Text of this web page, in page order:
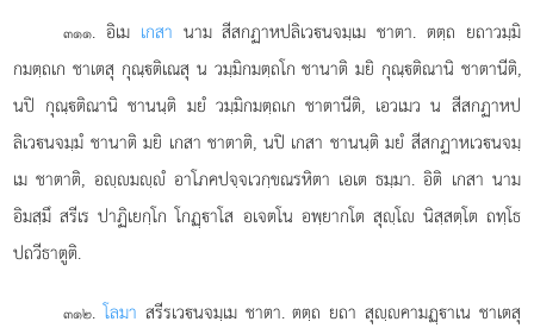
๓๑๑. อิเม เกสา นาม สีสกฏาหปลิเวนจมฺเม ชาตา. ตตฺถ ยถาวมฺมิ
กมตฺถเก ชาเตสุ กุณฺติเณสุ น วมฺมิกมตฺถโก ชานาติ มยิ กุณฺติณานิ ชาตานีติ,
นปิ กุณฺติณานิ ชานนฺติ มยํ วมฺมิกมตฺถเก ชาตานีติ, เอวเมว น สีสกฏาหป
ลิเวนจมฺมํ ชานาติ มยิ เกสา ชาตาติ, นปิ เกสา ชานนฺติ มยํ สีสกฏาหเวนจมฺ
เม ชาตาติ, อฺมฺํ อาโภคปจฺจเวกฺขณรหิตา เอเต ธมฺมา. อิติ เกสา นาม
อิมสฺมึ สรีเร ปาฏิเยกฺโก โกฏฺาโส อเจตโน อพฺยากโต สุฺโ นิสฺสตฺโต ถทฺโธ
ปถวีธาตูติ.
๓๑๒.โลมา สรีรเวนจมฺเม ชาตา. ตตฺถ ยถา สุฺคามฏฺาเน ชาเตสุ